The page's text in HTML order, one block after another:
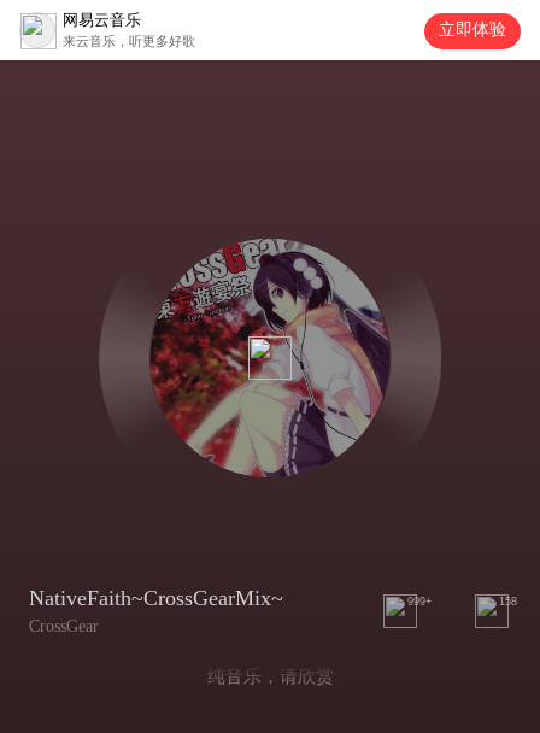
网易云音乐
来云音乐，听更多好歌
立即体验
NativeFaith~CrossGearMix~
CrossGear
999+ 158
纯音乐，请欣赏